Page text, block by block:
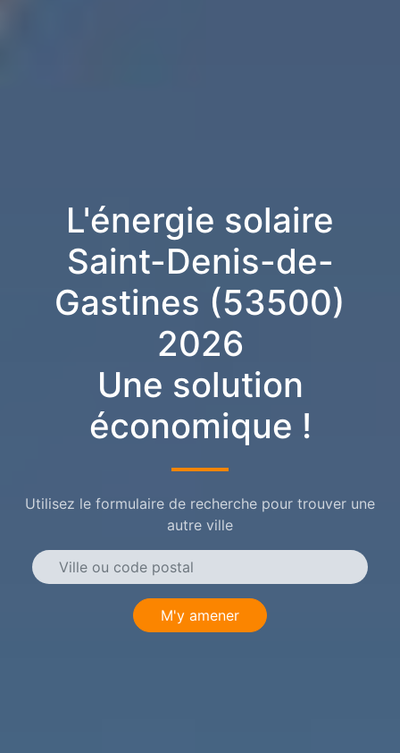
L'énergie solaire
Saint-Denis-de-
Gastines (53500)
2026
Une solution
économique !
Utilisez le formulaire de recherche pour trouver une
autre ville
M'y amener